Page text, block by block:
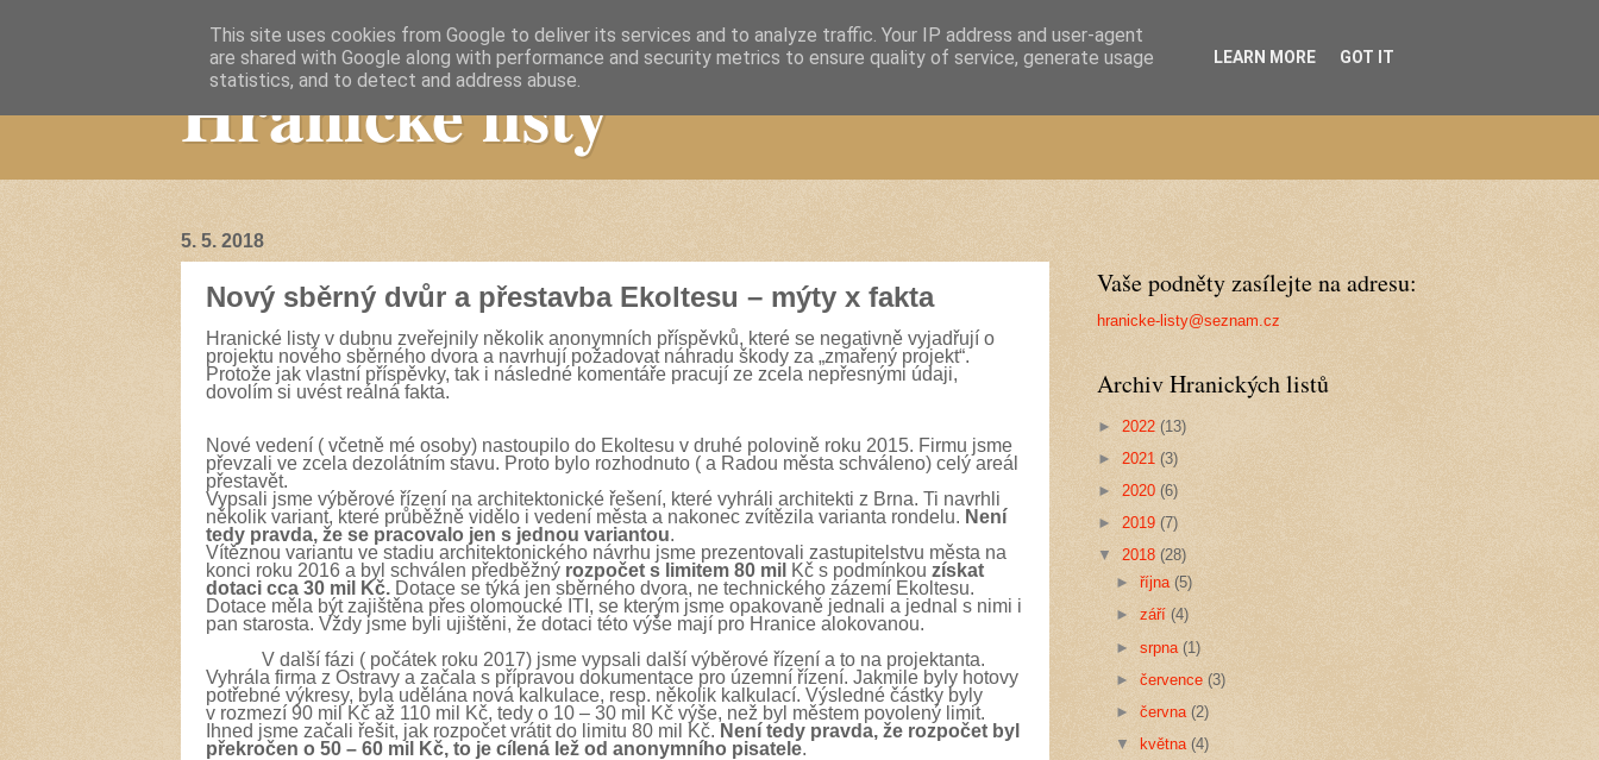
Hranické listy
5. 5. 2018
Nový sběrný dvůr a přestavba Ekoltesu – mýty x fakta
Hranické listy v dubnu zveřejnily několik anonymních příspěvků, které se negativně vyjadřují o
projektu nového sběrného dvora a navrhují požadovat náhradu škody za „zmařený projekt“.
Protože jak vlastní příspěvky, tak i následné komentáře pracují ze zcela nepřesnými údaji,
dovolím si uvést reálná fakta.
Nové vedení ( včetně mé osoby) nastoupilo do Ekoltesu v druhé polovině roku 2015. Firmu jsme
převzali ve zcela dezolátním stavu. Proto bylo rozhodnuto ( a Radou města schváleno) celý areál
přestavět.
Vypsali jsme výběrové řízení na architektonické řešení, které vyhráli architekti z Brna. Ti navrhli
několik variant, které průběžně vidělo i vedení města a nakonec zvítězila varianta rondelu. Není
tedy pravda, že se pracovalo jen s jednou variantou.
Vítěznou variantu ve stadiu architektonického návrhu jsme prezentovali zastupitelstvu města na
konci roku 2016 a byl schválen předběžný rozpočet s limitem 80 mil Kč s podmínkou získat
dotaci cca 30 mil Kč. Dotace se týká jen sběrného dvora, ne technického zázemí Ekoltesu.
Dotace měla být zajištěna přes olomoucké ITI, se kterým jsme opakovaně jednali a jednal s nimi i
pan starosta. Vždy jsme byli ujištěni, že dotaci této výše mají pro Hranice alokovanou.
V další fázi ( počátek roku 2017) jsme vypsali další výběrové řízení a to na projektanta.
Vyhrála firma z Ostravy a začala s přípravou dokumentace pro územní řízení. Jakmile byly hotovy
potřebné výkresy, byla udělána nová kalkulace, resp. několik kalkulací. Výsledné částky byly
v rozmezí 90 mil Kč až 110 mil Kč, tedy o 10 – 30 mil Kč výše, než byl městem povolený limit.
Ihned jsme začali řešit, jak rozpočet vrátit do limitu 80 mil Kč. Není tedy pravda, že rozpočet byl
překročen o 50 – 60 mil Kč, to je cílená lež od anonymního pisatele.
Vaše podněty zasílejte na adresu:
hranicke-listy@seznam.cz
Archiv Hranických listů
► 2022 (13)
► 2021 (3)
► 2020 (6)
► 2019 (7)
▼ 2018 (28)
►října(5)
►září(4)
►srpna(1)
►července (3)
►června(2)
▼
května(4)
This site uses cookies from Google to deliver its services and to analyze traffic. Your IP address and user-agent
are shared with Google along with performance and security metrics to ensure quality of service, generate usage
statistics, and to detect and address abuse.
LEARN MORE GOT IT